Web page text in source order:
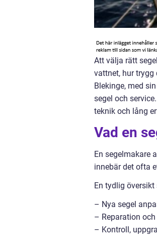
Att välja rätt
vattnet, hur
Blekinge, med
segel och
teknik och lång
Vad en
En segelmakare
innebär det ofta
En tydlig översikt
– Nya segel
– Reparation
– Kontroll,